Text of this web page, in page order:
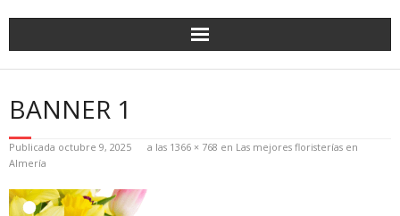
BANNER 1
Publicada octubre 9, 2025 a las 1366 × 768 en Las mejores floristerías en
Almería